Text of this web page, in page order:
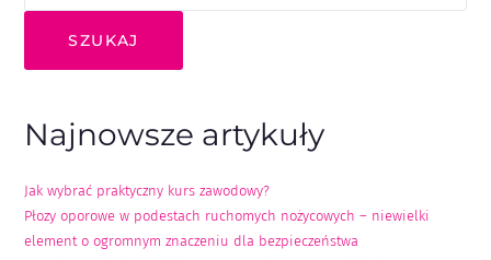
SZUKAJ
Najnowsze artykuły
Jak wybrać praktyczny kurs zawodowy?
Płozy oporowe w podestach ruchomych nożycowych – niewielki
element o ogromnym znaczeniu dla bezpieczeństwa